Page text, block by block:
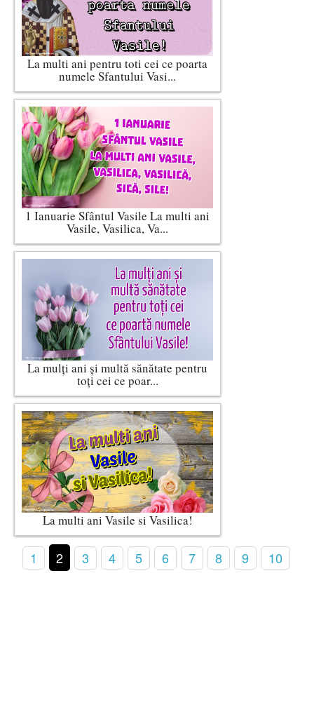
La multi ani pentru toti cei ce poarta
numele Sfantului Vasi...
1 Ianuarie Sfântul Vasile La multi ani
Vasile, Vasilica, Va...
La mulți ani și multă sănătate pentru
toți cei ce poar...
La multi ani Vasile si Vasilica!
1 2 3 4 5 6 7 8 9 10